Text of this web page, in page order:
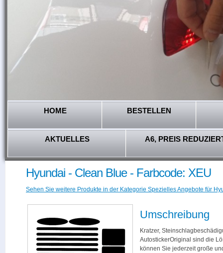
HOME BESTELLEN
AKTUELLES A6, PREIS
Hyundai - Clean Blue - Farbcode: XEU
Sehen Sie weitere Produkte in der Kategorie Spezielles Angebote für
Umschreibung
Kratzer,
AutostickerOriginal sind die
können Sie jederzeit große